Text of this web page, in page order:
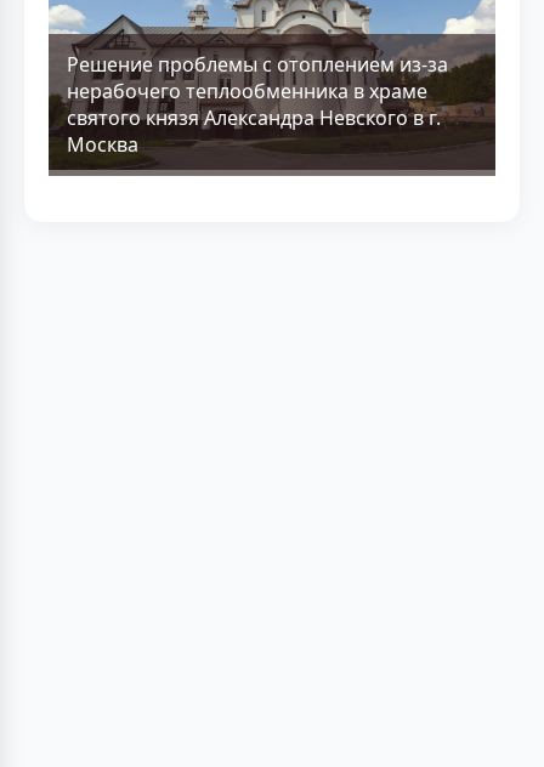
Решение проблемы с отоплением из-за
нерабочего теплообменника в храме
святого князя Александра Невского в г.
Москва